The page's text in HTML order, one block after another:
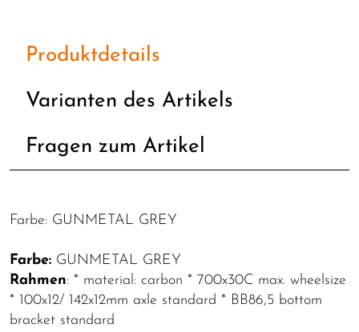
Produktdetails
Varianten des Artikels
Fragen zum Artikel
Farbe: GUNMETAL GREY
Farbe: GUNMETAL GREY
Rahmen: * material: carbon * 700x30C max. wheelsize
* 100x12/ 142x12mm axle standard * BB86,5 bottom
bracket standard